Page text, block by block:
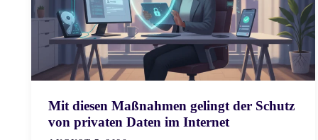
Mit diesen Maßnahmen gelingt der Schutz
von privaten Daten im Internet